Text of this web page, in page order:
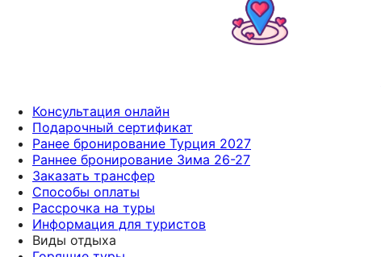
Консультация онлайн
Подарочный сертификат
Ранее бронирование Турция 2027
Раннее бронирование Зима 26-27
Заказать трансфер
Способы оплаты
Рассрочка на туры
Информация для туристов
Виды отдыха